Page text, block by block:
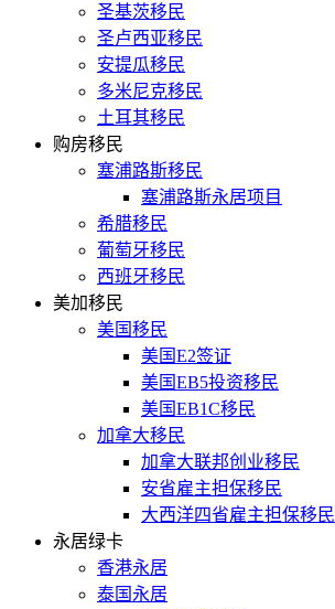
圣基茨移民
圣卢西亚移民
安提瓜移民
多米尼克移民
土耳其移民
购房移民
塞浦路斯移民
塞浦路斯永居项目
希腊移民
葡萄牙移民
西班牙移民
美加移民
美国移民
美国E2签证
美国EB5投资移民
美国EB1C移民
加拿大移民
加拿大联邦创业移民
安省雇主担保移民
大西洋四省雇主担保移民
永居绿卡
香港永居
泰国永居